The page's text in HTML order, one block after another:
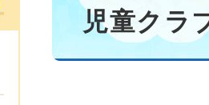
児童クラ